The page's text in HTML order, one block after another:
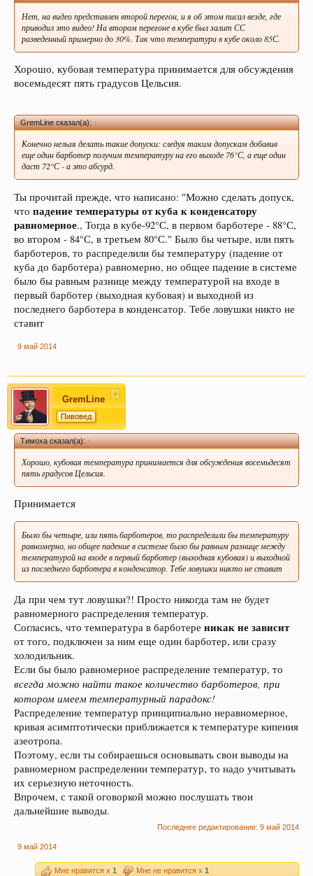
Нет, на видео представлен второй перегон, и я об этом писал везде, где
приводил это видео! На втором перегоне в кубе был залит СС
разведенный примерно до 30%. Так что температура в кубе около 85С.
Хорошо, кубовая температура принимается для обсуждения
восемьдесят пять градусов Цельсия.
GremLine сказал(а):↑
Конечно нельзя делать такие допуски: следуя таким допускам добавив
еще один барботер получим температуру на его выходе 76°С, а еще один
даст 72°С - а это абсурд.
Ты прочитай прежде, что написано: "Можно сделать допуск,
что падение температуры от куба к конденсатору
равномерное., Тогда в кубе-92°С, в первом барботере - 88°С,
во втором - 84°С, в третьем 80°С." Было бы четыре, или пять
барботеров, то распределили бы температуру (падение от
куба до барботера) равномерно, но общее падение в системе
было бы равным разнице между температурой на входе в
первый барботер (выходная кубовая) и выходной из
последнего барботера в конденсатор. Тебе ловушки никто не
ставит
9 май 2014
GremLine
Пивовед
Тимоха сказал(а):↑
Хорошо, кубовая температура принимается для обсуждения восемьдесят
пять градусов Цельсия.
Принимается
Было бы четыре, или пять барботеров, то распределили бы температуру
равномерно, но общее падение в системе было бы равным разнице между
температурой на входе в первый барботер (выходная кубовая) и выходной
из последнего барботера в конденсатор. Тебе ловушки никто не ставит
Да при чем тут ловушки?! Просто никогда там не будет
равномерного распределения температур.
Согласись, что температура в барботере никак не зависит
от того, подключен за ним еще один барботер, или сразу
холодильник.
Если бы было равномерное распределение температур, то
всегда можно найти такое количество барботеров, при
котором имеем температурный парадокс!
Распределение температур принципиально неравномерное,
кривая асимптотически приближается к температуре кипения
азеотропа.
Поэтому, если ты собираешься основывать свои выводы на
равномерном распределении температур, то надо учитывать
их серьезную неточность.
Впрочем, с такой оговоркой можно послушать твои
дальнейшие выводы.
Последнее редактирование: 9 май 2014
9 май 2014
Мне нравится x 1 Мне не нравится x 1